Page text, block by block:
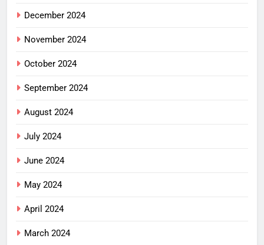
December 2024
November 2024
October 2024
September 2024
August 2024
July 2024
June 2024
May 2024
April 2024
March 2024